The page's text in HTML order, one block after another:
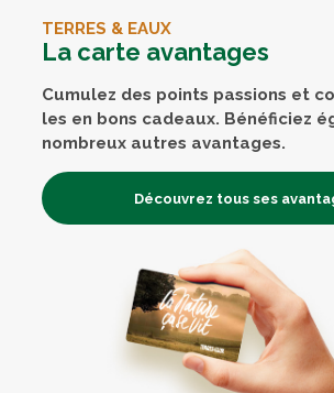
TERRES & EAUX
La carte avantages
Cumulez des points passions et
les en bons cadeaux. Bénéficiez
nombreux autres avantages.
Découvrez tous ses